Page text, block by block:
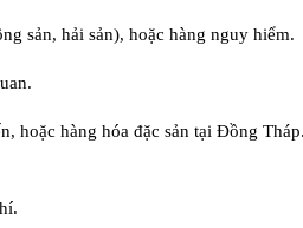
sản, hải sản), hoặc hàng nguy hiểm.
hoặc hàng hóa đặc sản tại Đồng Tháp.